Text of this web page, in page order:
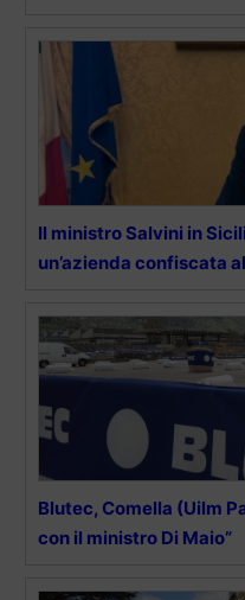
Il ministro Salvini in
un’azienda confiscata
Blutec, Comella (Uilm
con il ministro Di Maio”